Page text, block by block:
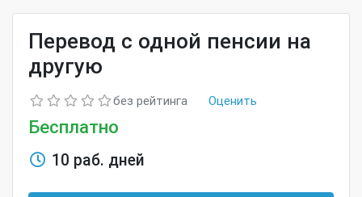
Перевод с одной пенсии на
другую
без рейтинга Оценить
Бесплатно
10 раб. дней